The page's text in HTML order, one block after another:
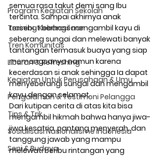
Program Kegiatan Sekolah
Training Kebangsaan
Tren Komunitas
Liburan & Refreshing
Kegiatan Untuk Perusahaan & Umu
Pengalaman & Testimoni Pelangga
Tips & Trik
Sosialisasi Nasionalisme Indonesia
Seni & Budaya
semua rasa takut demi sang Ibu
tercinta. Sampai akhirnya anak
tersebut berhasil mengambil kayu di
seberang sungai dan melewati banyak
tantangan termasuk buaya yang siap
memangsanya namun karena
kecerdasan si anak sehingga Ia dapat
menyeberangi sungai dan mengambil
kayu dengan selamat.
Dari kutipan cerita di atas kita bisa
mengambil hikmah bahwa hanya jiwa-
jiwa kesatria, pantang menyerah, dan
tanggung jawab yang mampu
melewati beribu rintangan yang